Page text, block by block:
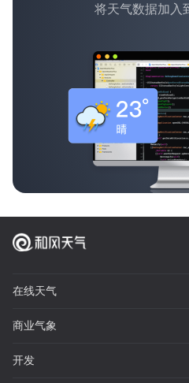
将天气数据加入
在线天气
商业气象
开发